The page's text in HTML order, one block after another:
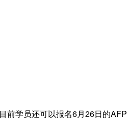
前学员还可以报名6月26日的AFP